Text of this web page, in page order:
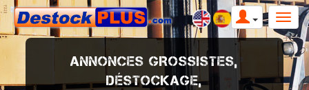
ANNONCES GROSSISTES,
DÉSTOCKAGE,